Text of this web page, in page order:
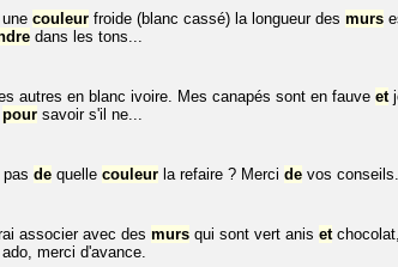
couleur froide (blanc cassé) la longueur des murs
dans les tons...
autres en blanc ivoire. Mes canapés sont en fauve et
pour savoir s'il ne...
de quelle couleur la refaire ? Merci de vos conseils.
associer avec des murs qui sont vert anis et
merci d'avance.